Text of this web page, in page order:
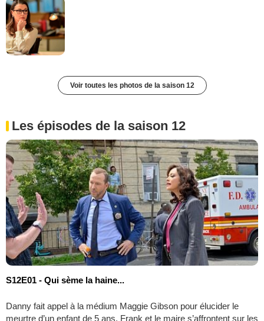
Voir toutes les photos de la saison 12
Les épisodes de la saison 12
S12E01 - Qui sème la haine...
Danny fait appel à la médium Maggie Gibson pour élucider le
meurtre d’un enfant de 5 ans. Frank et le maire s’affrontent sur les